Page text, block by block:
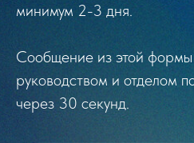
минимум 2-3 дня.
Сообщение из этой формы
руководством и отделом
через 30 секунд.